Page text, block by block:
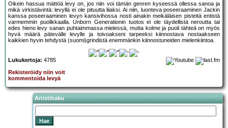
Oikein hassua mättöä levy on, jos niin voi tämän genren kyseessä ollessa sanoa ja
mikä virkistävintä: levyllä ei ole pituutta liiaksi. Ai niin, luonteva poseeraaminen Jackin
kanssa poseeraaminen levyn kansivihossa nosti ainakin meikäläisen pisteitä entistä
varmemmin puolikkaalla. Unborn Generationin tuotos ei ole täydellistä neroutta tai
edes hieno levy sanan puhtaimmassa mielessä, mutta kolme ja puoli tähteä on myös
hyvä määrä pätevälle levylle ja toivoakseni tarpeeksi kiinnostava nostaakseen
kaikkien hyvin tehdystä (suomi)grindistä enemmänkin kiinnostuneiden mielenkiintoa.
Lukukertoja: 4785
Rekisteröidy niin voit
kommentoida levyä
Artistihaku